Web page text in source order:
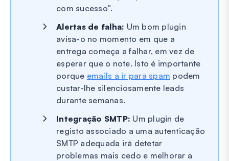
com sucesso".
Alertas de falha: Um bom plugin
avisa-o no momento em que a
entrega começa a falhar, em vez de
esperar que o note. Isto é importante
porque emails a ir para spam podem
custar-lhe silenciosamente leads
durante semanas.
Integração SMTP: Um plugin de
registo associado a uma autenticação
SMTP adequada irá detetar
problemas mais cedo e melhorar a